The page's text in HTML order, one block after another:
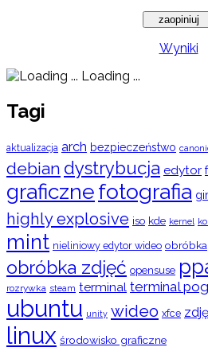
Wyniki
Loading ...
Tagi
aktualizacja arch bezpieczeństwo
debian dystrybucja edytor
graficznefotografia
highly explosive iso kde kernel
mint nieliniowy edytor wideo obróbka
obróbka zdjęć opensuse
rozrywka steam terminal terminal
ubuntu unity wideo xfce
linux środowisko graficzne